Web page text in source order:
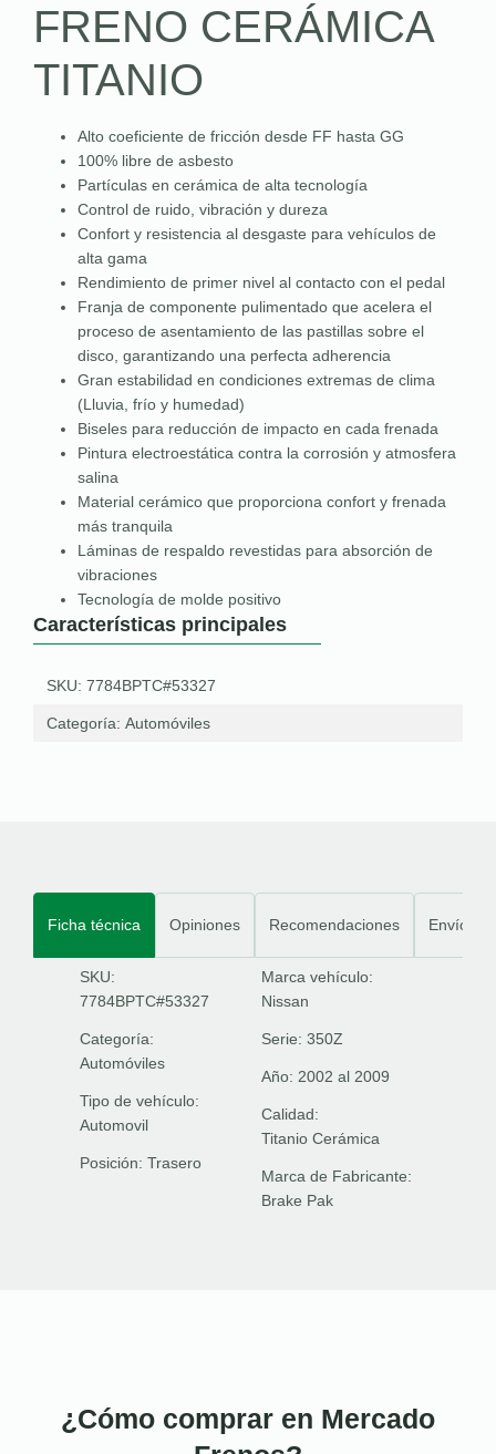
FRENO CERÁMICA
TITANIO
Alto coeficiente de fricción desde FF hasta GG
100% libre de asbesto
Partículas en cerámica de alta tecnología
Control de ruido, vibración y dureza
Confort y resistencia al desgaste para vehículos de
alta gama
Rendimiento de primer nivel al contacto con el pedal
Franja de componente pulimentado que acelera el
proceso de asentamiento de las pastillas sobre el
disco, garantizando una perfecta adherencia
Gran estabilidad en condiciones extremas de clima
(Lluvia, frío y humedad)
Biseles para reducción de impacto en cada frenada
Pintura electroestática contra la corrosión y atmosfera
salina
Material cerámico que proporciona confort y frenada
más tranquila
Láminas de respaldo revestidas para absorción de
vibraciones
Tecnología de molde positivo
Características principales
SKU: 7784BPTC#53327
Categoría: Automóviles
Ficha técnica Opiniones Recomendaciones Envíos
SKU:
7784BPTC#53327
Categoría:
Automóviles
Tipo de vehículo:
Automovil
Posición: Trasero
Marca vehículo:
Nissan
Serie: 350Z
Año: 2002 al 2009
Calidad:
Titanio Cerámica
Marca de Fabricante:
Brake Pak
¿Cómo comprar en Mercado